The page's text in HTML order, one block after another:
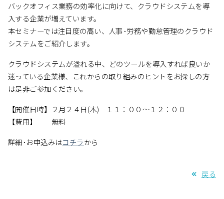
バックオフィス業務の効率化に向けて、クラウドシステムを導
入する企業が増えています。
本セミナーでは注目度の高い、人事･労務や勤怠管理のクラウド
システムをご紹介します。
クラウドシステムが溢れる中、どのツールを導入すれば良いか
迷っている企業様、これからの取り組みのヒントをお探しの方
は是非ご参加ください。
【開催日時】２月２４日(木) １１：００～１２：００
【費用】 無料
詳細･お申込みはコチラから
戻る